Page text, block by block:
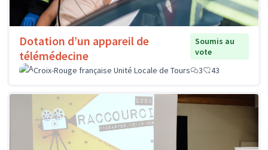
Dotation d’un appareil de
télémédecine
Soumis au
vote
Croix-Rouge française Unité Locale de Tours
3 43